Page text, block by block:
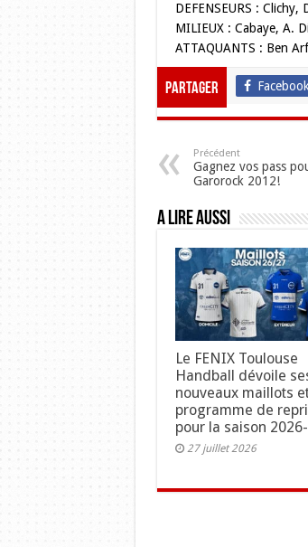
DEFENSEURS :
MILIEUX : Cabaye, A.
ATTAQUANTS : Ben
Partager Facebook
Précédent
Gagnez vos pass
Garorock 2012!
A lire aussi
Le FENIX Toulouse
Handball dévoile
nouveaux maillots
programme de
pour la saison
27 juillet 2026